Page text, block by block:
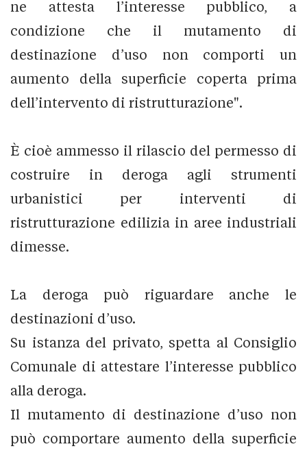
ne attesta l’interesse pubblico, a
condizione che il mutamento di
destinazione d’uso non comporti un
aumento della superficie coperta prima
dell’intervento di ristrutturazione".
È cioè ammesso il rilascio del permesso di
costruire in deroga agli strumenti
urbanistici per interventi di
ristrutturazione edilizia in aree industriali
dimesse.
La deroga può riguardare anche le
destinazioni d’uso.
Su istanza del privato, spetta al Consiglio
Comunale di attestare l’interesse pubblico
alla deroga.
Il mutamento di destinazione d’uso non
può comportare aumento della superficie